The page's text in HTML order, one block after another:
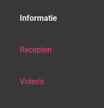
Informatie
Recepten
Video’s